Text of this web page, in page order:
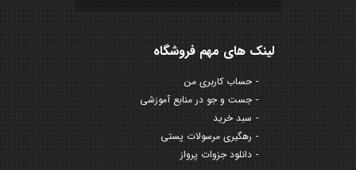
لینک های مهم فروشگاه
حساب کاربری من
جست و جو در منابع آموزشی
سبد خرید
رهگیری مرسولات پستی
دانلود جزوات پرواز